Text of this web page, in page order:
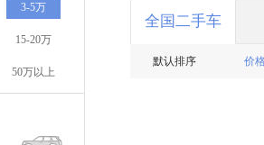
3-5万
15-20万
50万以上
全国二手车
默认排序 价